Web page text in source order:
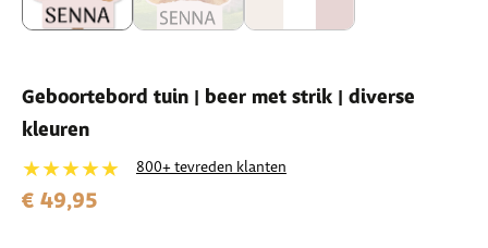
Geboortebord tuin | beer met strik | diverse
kleuren
★★★★★ 800+ tevreden klanten
€ 49,95